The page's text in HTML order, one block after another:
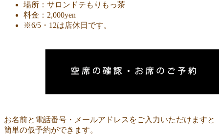
場所：サロンドテもりもっ茶
料金：2,000yen
※6/5・12は店休日です。
お名前と電話番号・メールアドレスをご入力いただけますと
簡単の仮予約ができます。